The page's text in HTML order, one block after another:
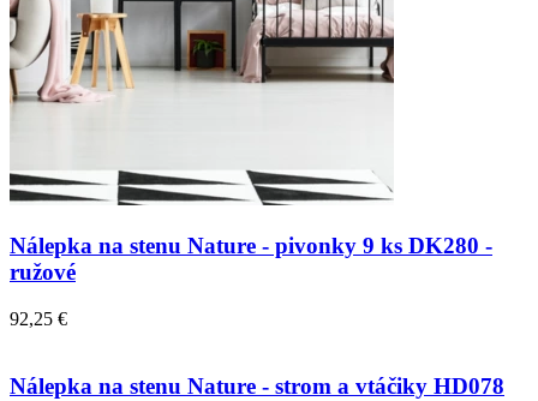
Nálepka na stenu Nature - pivonky 9 ks DK280 -
ružové
92,25 €
Nálepka na stenu Nature - strom a vtáčiky HD078